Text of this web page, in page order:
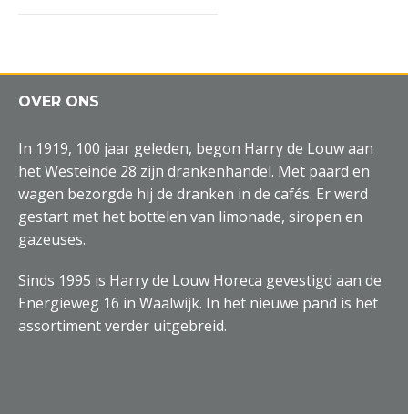
OVER ONS
In 1919, 100 jaar geleden, begon Harry de Louw aan
het Westeinde 28 zijn drankenhandel. Met paard en
wagen bezorgde hij de dranken in de cafés. Er werd
gestart met het bottelen van limonade, siropen en
gazeuses.
Sinds 1995 is Harry de Louw Horeca gevestigd aan de
Energieweg 16 in Waalwijk. In het nieuwe pand is het
assortiment verder uitgebreid.